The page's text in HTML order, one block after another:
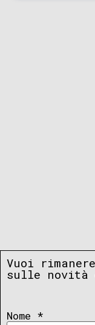
Vuoi
sulle novità
Nome *